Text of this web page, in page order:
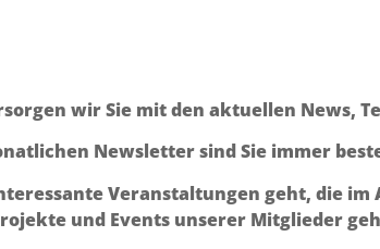
wir Sie mit den aktuellen News,
Newsletter sind Sie immer
Veranstaltungen geht, die im
und Events unserer Mitglieder